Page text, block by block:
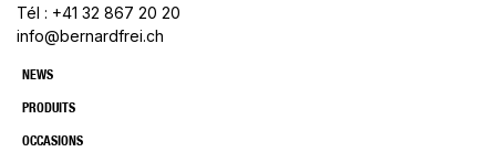
Tél : +41 32 867 20 20
info@bernardfrei.ch
NEWS
PRODUITS
OCCASIONS